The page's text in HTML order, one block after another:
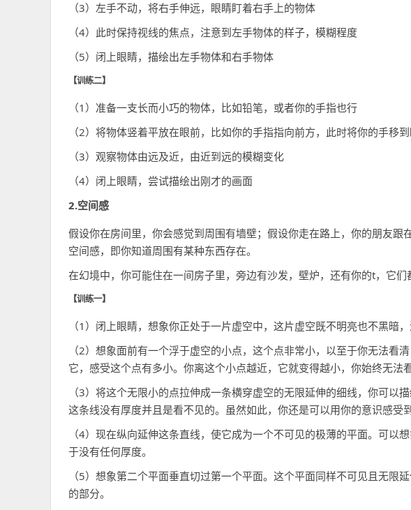
（3）左手不动，将右手伸远，眼睛盯着右手上的物体
（4）此时保持视线的焦点，注意到左手物体的样子，模糊程度
（5）闭上眼睛，描绘出左手物体和右手物体
【训练二】
（1）准备一支长而小巧的物体，比如铅笔，或者你的手指也行
（2）将物体竖着平放在眼前，比如你的手指指向前方，此时将你的手移
（3）观察物体由远及近，由近到远的模糊变化
（4）闭上眼睛，尝试描绘出刚才的画面
2.空间感
假设你在房间里，你会感觉到周围有墙壁；假设你走在路上，你的朋友跟
空间感，即你知道周围有某种东西存在。
在幻境中，你可能住在一间房子里，旁边有沙发，壁炉，还有你的t，它们
【训练一】
（1）闭上眼睛，想象你正处于一片虚空中，这片虚空既不明亮也不黑暗
（2）想象面前有一个浮于虚空的小点，这个点非常小，以至于你无法看
它，感受这个点有多小。你离这个小点越近，它就变得越小，你始终无法看
（3）将这个无限小的点拉伸成一条横穿虚空的无限延伸的细线，你可以
这条线没有厚度并且是看不见的。虽然如此，你还是可以用你的意识感受
（4）现在纵向延伸这条直线，使它成为一个不可见的极薄的平面。可以
于没有任何厚度。
（5）想象第二个平面垂直切过第一个平面。这个平面同样不可见且无限
的部分。